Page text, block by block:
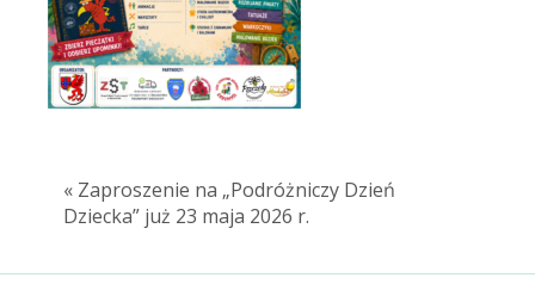
« Zaproszenie na „Podróżniczy Dzień
Dziecka” już 23 maja 2026 r.